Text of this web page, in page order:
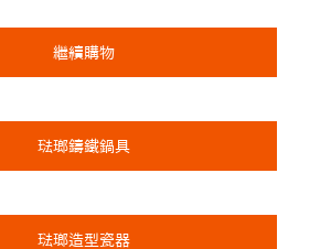
繼續購物
琺瑯鑄鐵鍋具
琺瑯造型瓷器